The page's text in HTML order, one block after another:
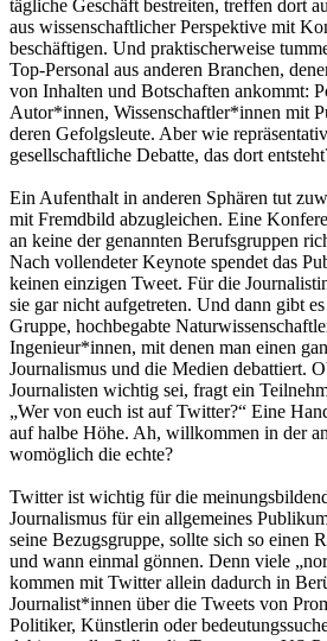
tägliche Geschäft bestreiten, treffen dort
aus wissenschaftlicher Perspektive mit
beschäftigen. Und praktischerweise
Top-Personal aus anderen Branchen,
von Inhalten und Botschaften ankommt:
Autor*innen, Wissenschaftler*innen mit
deren Gefolgsleute. Aber wie
gesellschaftliche Debatte, das dort
Ein Aufenthalt in anderen Sphären tut
mit Fremdbild abzugleichen. Eine
an keine der genannten Berufsgruppen
Nach vollendeter Keynote spendet das
keinen einzigen Tweet. Für die
sie gar nicht aufgetreten. Und dann gibt
Gruppe, hochbegabte
Ingenieur*innen, mit denen man einen
Journalismus und die Medien debattiert.
Journalisten wichtig sei, fragt ein
„Wer von euch ist auf Twitter?“ Eine
auf halbe Höhe. Ah, willkommen in der
womöglich die echte?
Twitter ist wichtig für die
Journalismus für ein allgemeines
seine Bezugsgruppe, sollte sich so einen
und wann einmal gönnen. Denn viele
kommen mit Twitter allein dadurch in
Journalist*innen über die Tweets von
Politiker, Künstlerin oder